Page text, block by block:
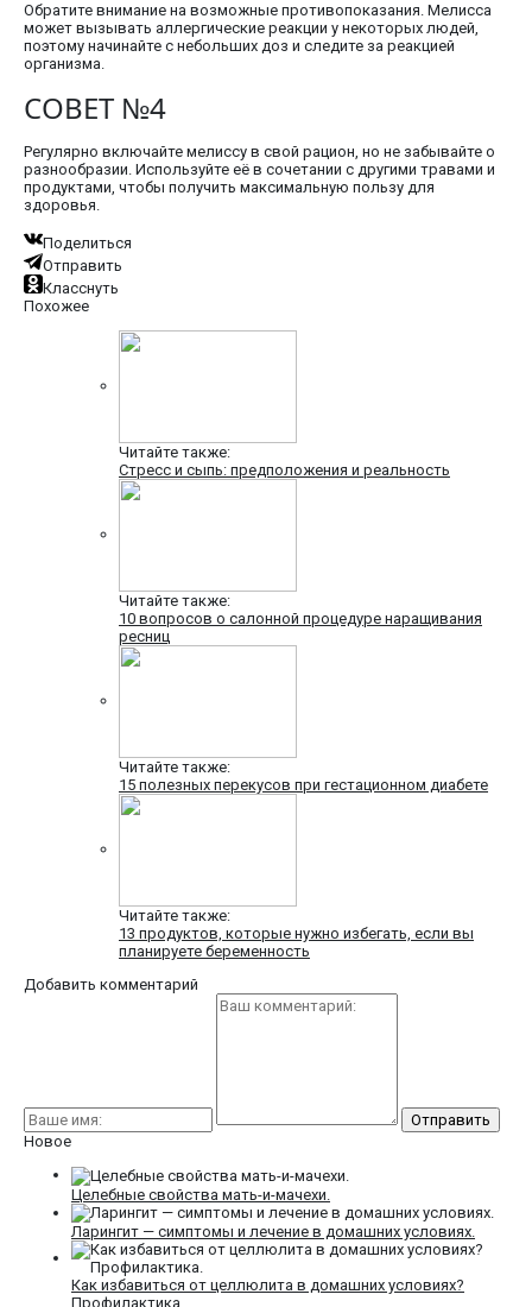
Обратите внимание на возможные противопоказания. Мелисса
может вызывать аллергические реакции у некоторых людей,
поэтому начинайте с небольших доз и следите за реакцией
организма.
СОВЕТ №4
Регулярно включайте мелиссу в свой рацион, но не забывайте о
разнообразии. Используйте её в сочетании с другими травами и
продуктами, чтобы получить максимальную пользу для
здоровья.
Поделиться
Отправить
Класснуть
Похожее
Читайте также:
Стресс и сыпь: предположения и реальность
Читайте также:
10 вопросов о салонной процедуре наращивания
ресниц
Читайте также:
15 полезных перекусов при гестационном диабете
Читайте также:
13 продуктов, которые нужно избегать, если вы
планируете беременность
Добавить комментарий
Новое
Целебные свойства мать-и-мачехи.
Ларингит — симптомы и лечение в домашних условиях.
Как избавиться от целлюлита в домашних условиях?
Профилактика.